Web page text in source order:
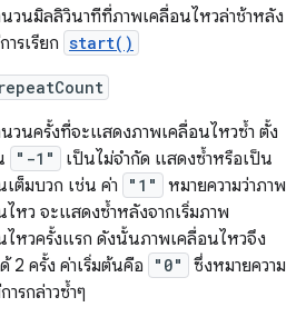
วนมิลลิวินาทีที่ภาพเคลื่อนไหวล่าช้าหลัง
ารเรียก start()
วนครั้งที่จะแสดงภาพเคลื่อนไหวซ้ำ ตั้ง
"-1"
เป็นไม่จำกัด แสดงซ้ำหรือเป็น
เต็มบวก เช่น ค่า
"1"
หมายความว่าภาพ
ไหว จะแสดงซ้ำหลังจากเริ่มภาพ
ไหวครั้งแรก ดังนั้นภาพเคลื่อนไหวจึง
2 ครั้ง ค่าเริ่มต้นคือ
"0"
ซึ่งหมายความ
ารกล่าวซ้ำๆ